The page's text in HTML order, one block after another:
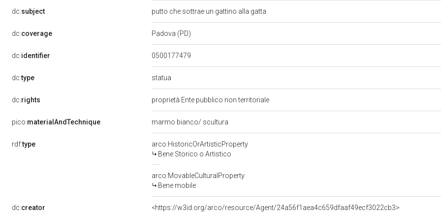
dc:subject putto che sottrae un gattino alla gatta
dc:coverage Padova (PD)
dc:identifier 0500177479
dc:type statua
dc:rights proprietà Ente pubblico non territoriale
pico:materialAndTechnique marmo bianco/ scultura
rdf:type
arco:HistoricOrArtisticProperty
Bene Storico o Artistico
arco:MovableCulturalProperty
Bene mobile
dc:creator
<https://w3id.org/arco/resource/Agent/24a56f1aea4c659dfaaf49ecf3022cb3>